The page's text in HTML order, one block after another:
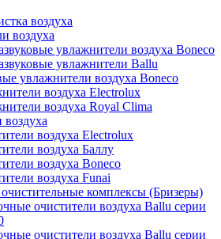
воздуха
воздуха
увлажнители воздуха Boneco
увлажнители Ballu
увлажнители воздуха Boneco
воздуха Electrolux
воздуха Royal Clima
воздуха Electrolux
воздуха Баллу
воздуха Boneco
воздуха Funai
комплексы (Бризеры)
очистители воздуха Ballu серии
очистители воздуха Ballu серии